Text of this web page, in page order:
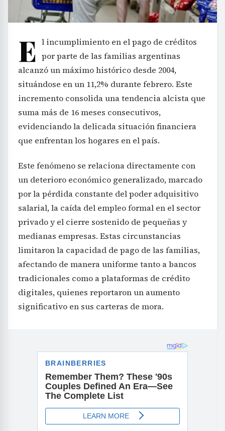
E l incumplimiento en el pago de créditos
por parte de las familias argentinas
alcanzó un máximo histórico desde 2004,
situándose en un 11,2% durante febrero. Este
incremento consolida una tendencia alcista que
suma más de 16 meses consecutivos,
evidenciando la delicada situación financiera
que enfrentan los hogares en el país.
Este fenómeno se relaciona directamente con
un deterioro económico generalizado, marcado
por la pérdida constante del poder adquisitivo
salarial, la caída del empleo formal en el sector
privado y el cierre sostenido de pequeñas y
medianas empresas. Estas circunstancias
limitaron la capacidad de pago de las familias,
afectando de manera uniforme tanto a bancos
tradicionales como a plataformas de crédito
digitales, quienes reportaron un aumento
significativo en sus carteras de mora.